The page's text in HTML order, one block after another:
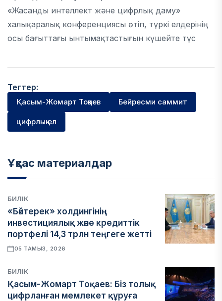
«Жасанды интеллект және цифрлық даму»
халықаралық конференциясы өтіп, түркі елдерінің
осы бағыттағы ынтымақтастығын күшейте түс
Тегтер:
Қасым-Жомарт Тоқаев Бейресми саммит
цифрлық ел
Ұқсас материалдар
БИЛІК
«Бәйтерек» холдингінің
инвестициялық және кредиттік
портфелі 14,3 трлн теңгеге жетті
05 ТАМЫЗ, 2026
БИЛІК
Қасым-Жомарт Тоқаев: Біз толық
цифрланған мемлекет құруға